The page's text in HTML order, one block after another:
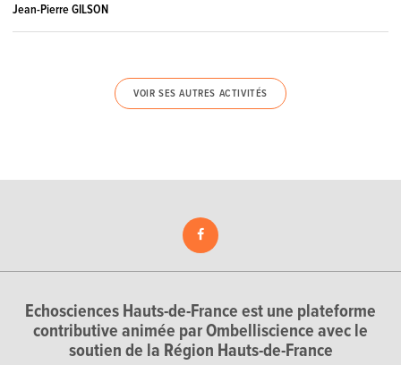
Jean-Pierre GILSON
VOIR SES AUTRES ACTIVITÉS
Echosciences Hauts-de-France est une plateforme
contributive animée par Ombelliscience avec le
soutien de la Région Hauts-de-France